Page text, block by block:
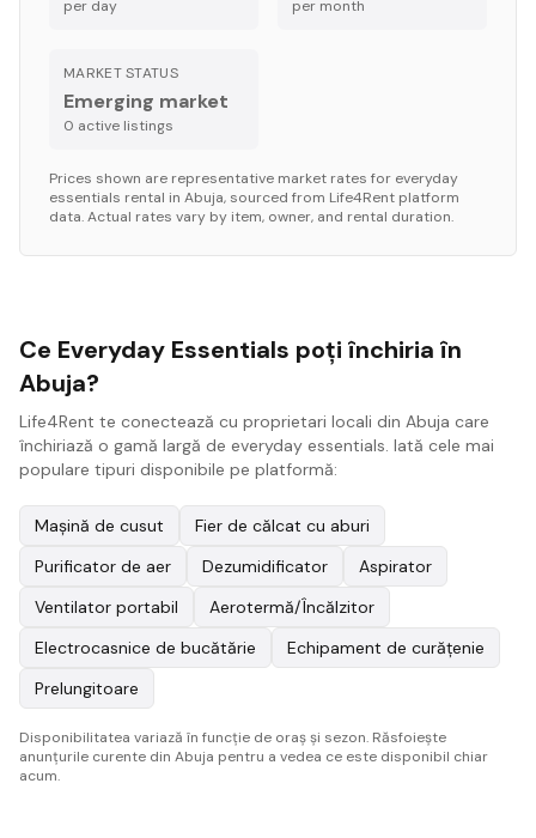
per day per month
MARKET STATUS
Emerging market
0 active listings
Prices shown are representative market rates for everyday
essentials rental in Abuja, sourced from Life4Rent platform
data. Actual rates vary by item, owner, and rental duration.
Ce Everyday Essentials poți închiria în
Abuja?
Life4Rent te conectează cu proprietari locali din Abuja care
închiriază o gamă largă de everyday essentials. Iată cele mai
populare tipuri disponibile pe platformă:
Mașină de cusut
Fier de călcat cu aburi
Purificator de aer
Dezumidificator
Aspirator
Ventilator portabil
Aerotermă/Încălzitor
Electrocasnice de bucătărie
Echipament de curățenie
Prelungitoare
Disponibilitatea variază în funcție de oraș și sezon. Răsfoiește
anunțurile curente din Abuja pentru a vedea ce este disponibil chiar
acum.